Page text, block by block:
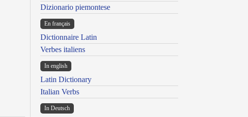
Dizionario piemontese
En français
Dictionnaire Latin
Verbes italiens
In english
Latin Dictionary
Italian Verbs
In Deutsch